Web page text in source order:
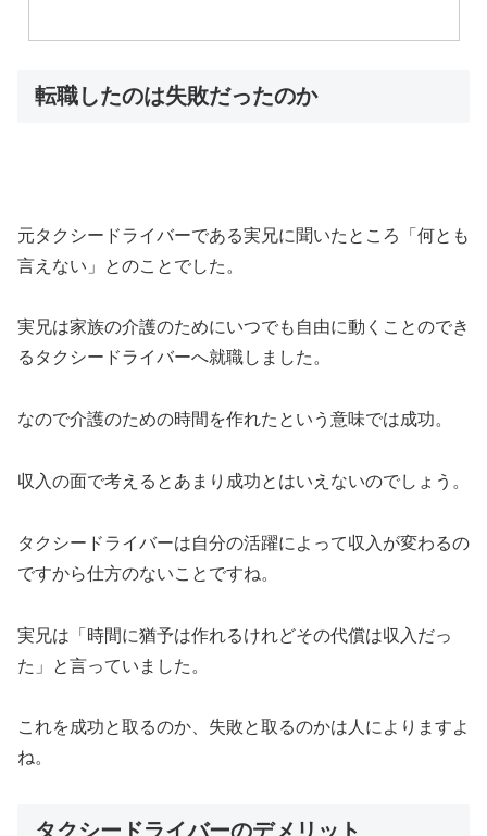
転職したのは失敗だったのか
元タクシードライバーである実兄に聞いたところ
「何とも
言えない」
とのことでした。
実兄は家族の介護のためにいつでも自由に動くことのでき
るタクシードライバーへ就職しました。
なので介護のための時間を作れたという意味では成功。
収入の面で考えるとあまり成功とはいえないのでしょう。
タクシードライバーは自分の活躍によって収入が変わるの
ですから仕方のないことですね。
実兄は 「時間に猶予は作れるけれどその代償は収入だっ
た」
と言っていました。
これを成功と取るのか、失敗と取るのかは人によりますよ
ね。
タクシードライバーのデメリット